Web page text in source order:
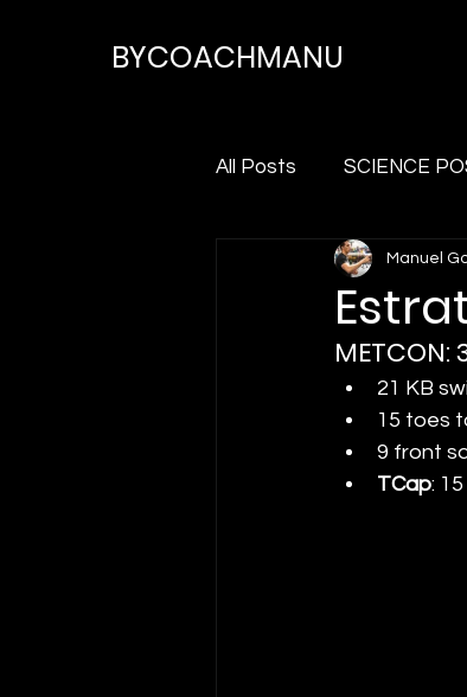
BYCOACHMANU
All Posts SCIENCE
Manuel
21 KB
15 toes
9 front
TCap: